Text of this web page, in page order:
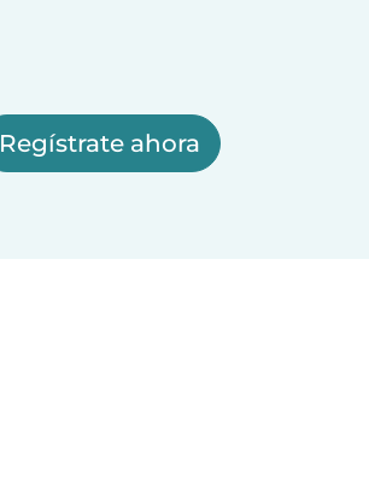
Regístrate ahora